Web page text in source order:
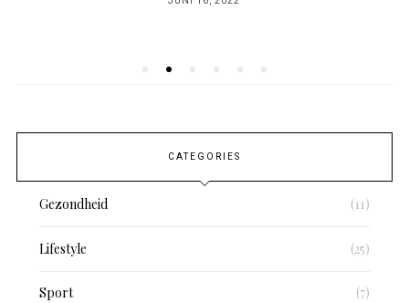
CATEGORIES
Gezondheid (11)
Lifestyle (25)
Sport (7)